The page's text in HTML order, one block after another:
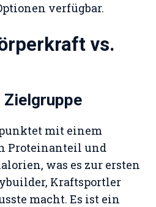
verfügbar.
vs.
Zielgruppe
mit einem
Proteinanteil und
was es zur ersten
Kraftsportler
macht. Es ist ein